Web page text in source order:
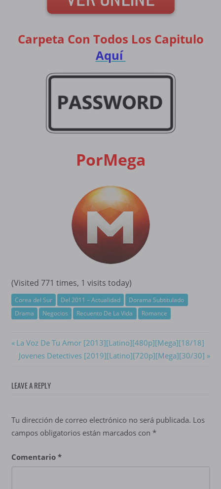
Carpeta Con Todos Los Capitulo
Aquí
PorMega
(Visited 771 times, 1 visits today)
Corea del Sur Del 2011 – Actualidad
Dorama Subtitulado
Drama
Negocios Recuento De La Vida Romance
Navegación
de
entradas
Previous
Post:
La Voz De Tu Amor [2013][Latino][480p][Mega][18/18]
Next
Jovenes Detectives [2019][Latino][720p][Mega][30/30]
LEAVE A REPLY
Tu dirección de correo electrónico no será publicada. Los
campos obligatorios están marcados con *
Comentario *